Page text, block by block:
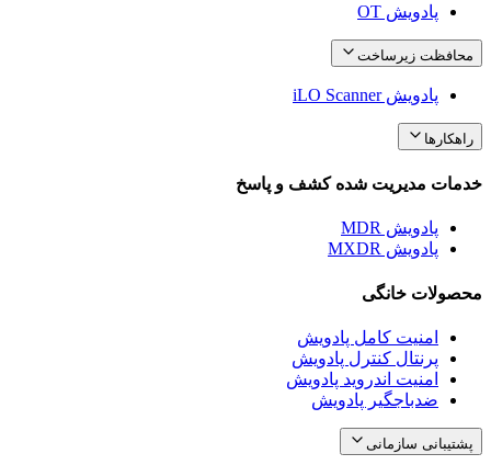
پادویش OT
محافظت زیرساخت
پادویش iLO Scanner
راهکارها
خدمات مدیریت شده کشف و پاسخ
پادویش MDR
پادویش MXDR
محصولات خانگی
امنیت کامل پادویش
پرنتال کنترل پادویش
امنیت اندروید پادویش
ضدباجگیر پادویش
پشتیبانی سازمانی